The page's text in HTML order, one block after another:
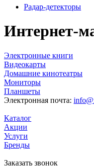
Радар-детекторы
Интернет-
Электронные книги
Видеокарты
Домашние кинотеатры
Мониторы
Планшеты
Электронная почта:
Каталог
Акции
Услуги
Бренды
Заказать звонок